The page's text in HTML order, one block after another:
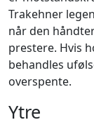
Trakehner
når den
prestere. Hvis
behandles
overspente.
Ytre